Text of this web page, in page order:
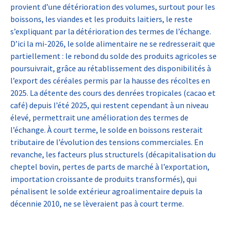
provient d’une détérioration des volumes, surtout pour les
boissons, les viandes et les produits laitiers, le reste
s’expliquant par la détérioration des termes de l’échange.
D’ici la mi-2026, le solde alimentaire ne se redresserait que
partiellement : le rebond du solde des produits agricoles se
poursuivrait, grâce au rétablissement des disponibilités à
l’export des céréales permis par la hausse des récoltes en
2025. La détente des cours des denrées tropicales (cacao et
café) depuis l’été 2025, qui restent cependant à un niveau
élevé, permettrait une amélioration des termes de
l’échange. À court terme, le solde en boissons resterait
tributaire de l’évolution des tensions commerciales. En
revanche, les facteurs plus structurels (décapitalisation du
cheptel bovin, pertes de parts de marché à l’exportation,
importation croissante de produits transformés), qui
pénalisent le solde extérieur agroalimentaire depuis la
décennie 2010, ne se lèveraient pas à court terme.